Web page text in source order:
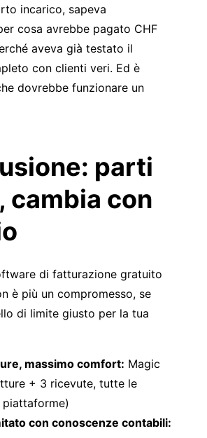
incarico, sapeva
cosa avrebbe pagato CHF
aveva già testato il
con clienti veri. Ed è
dovrebbe funzionare un
parti
cambia con
di fatturazione gratuito
è più un compromesso, se
di limite giusto per la tua
massimo comfort: Magic
+ 3 ricevute, tutte le
con conoscenze contabili: